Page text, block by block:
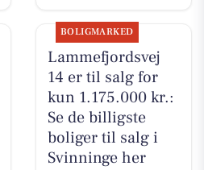
BOLIGMARKED
Lammefjordsvej
14 er til salg for
kun 1.175.000 kr.:
Se de billigste
boliger til salg i
Svinninge her